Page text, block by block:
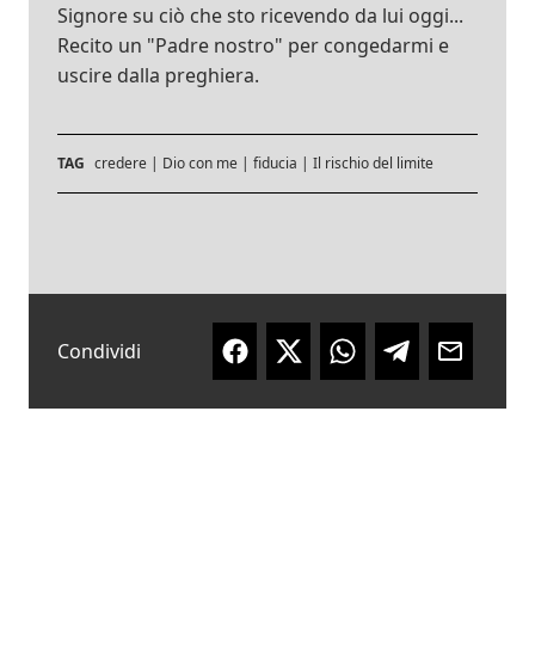
Signore su ciò che sto ricevendo da lui oggi...
Recito un "Padre nostro" per congedarmi e
uscire dalla preghiera.
TAG credere | Dio con me | fiducia | Il rischio del limite
Condividi